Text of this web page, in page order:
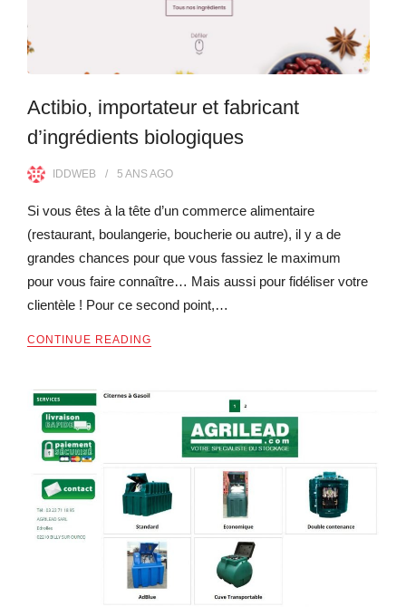
Actibio, importateur et fabricant
d’ingrédients biologiques
IDDWEB 5 ANSAGO
Si vous êtes à la tête d’un commerce alimentaire
(restaurant, boulangerie, boucherie ou autre), il y a de
grandes chances pour que vous fassiez le maximum
pour vous faire connaître… Mais aussi pour fidéliser votre
clientèle ! Pour ce second point,…
CONTINUE READING